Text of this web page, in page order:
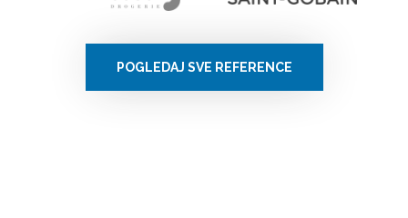
POGLEDAJ SVE REFERENCE